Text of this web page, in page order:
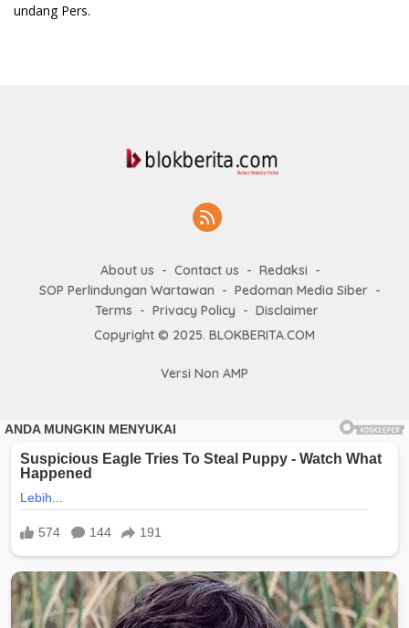
undang Pers.
About us Contact us
Redaksi
SOP Perlindungan Wartawan
Pedoman Media Siber
Terms
Privacy Policy
Disclaimer
Copyright © 2025. BLOKBERITA.COM
Versi Non AMP